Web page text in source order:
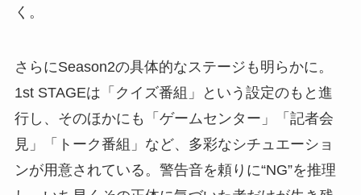
く。
さらにSeason2の具体的なステージも明らかに。
1st STAGEは「クイズ番組」という設定のもと進
行し、そのほかにも「ゲームセンター」「記者会
見」「トーク番組」など、多彩なシチュエーショ
ンが用意されている。警告音を頼りに“NG”を推理